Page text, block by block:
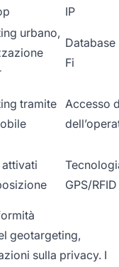
IP
urbano,
Fi
tramite Accesso
attivati
GPS/RFID
geotargeting,
sulla privacy. I